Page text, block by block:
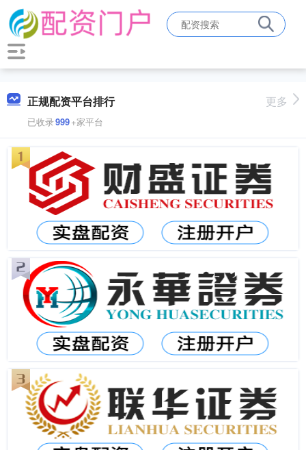
正规配资平台排行
已收录999+家平台
更多